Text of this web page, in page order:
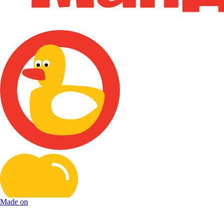
Made on